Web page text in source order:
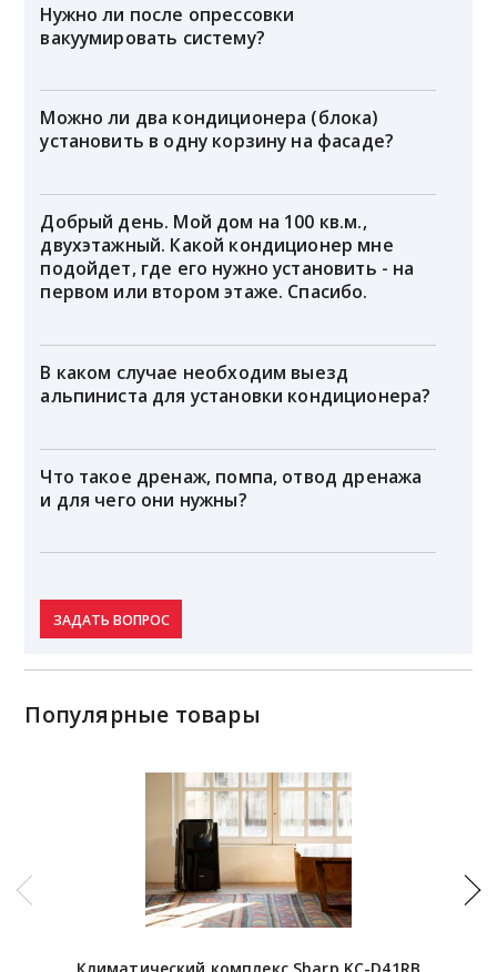
Нужно ли после опрессовки
вакуумировать систему?
Можно ли два кондиционера (блока)
установить в одну корзину на фасаде?
Добрый день. Мой дом на 100 кв.м.,
двухэтажный. Какой кондиционер мне
подойдет, где его нужно установить - на
первом или втором этаже. Спасибо.
В каком случае необходим выезд
альпиниста для установки кондиционера?
Что такое дренаж, помпа, отвод дренажа
и для чего они нужны?
ЗАДАТЬ ВОПРОС
Популярные товары